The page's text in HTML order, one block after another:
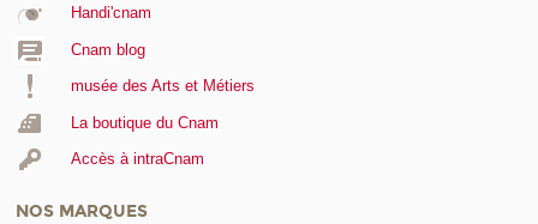
Handi'cnam
Cnam blog
musée des Arts et Métiers
La boutique du Cnam
Accès à intraCnam
NOS MARQUES